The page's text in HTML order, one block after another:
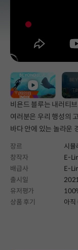
비욘드 블루는 내러티
여러분은 우리 행성의
바다 안에 있는 놀라운
장르
시뮬
창작자
E-
배급사
E-
출시일
유저평가
상품 후기
아직